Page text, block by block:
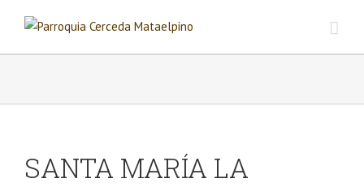
SANTA MARÍA LA